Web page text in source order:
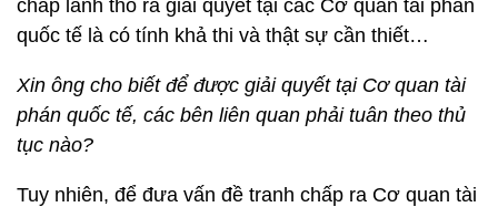
chấp lãnh thổ ra giải quyết tại các Cơ quan tài phán
quốc tế là có tính khả thi và thật sự cần thiết…
Xin ông cho biết để được giải quyết tại Cơ quan tài
phán quốc tế, các bên liên quan phải tuân theo thủ
tục nào?
Tuy nhiên, để đưa vấn đề tranh chấp ra Cơ quan tài